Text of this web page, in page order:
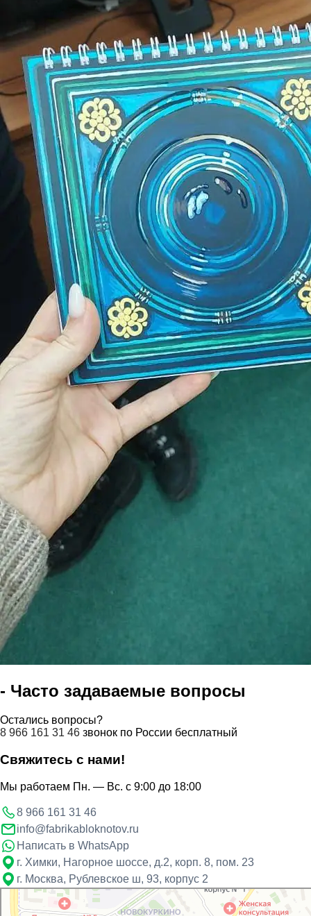
- Часто задаваемые вопросы
Остались вопросы?
8 966 161 31 46 звонок по России бесплатный
Свяжитесь с нами!
Мы работаем Пн. — Вс. с 9:00 до 18:00
8 966 161 31 46
info@fabrikabloknotov.ru
Написать в WhatsApp
г. Химки, Нагорное шоссе, д.2, корп. 8, пом. 23
г. Москва, Рублевское ш, 93, корпус 2